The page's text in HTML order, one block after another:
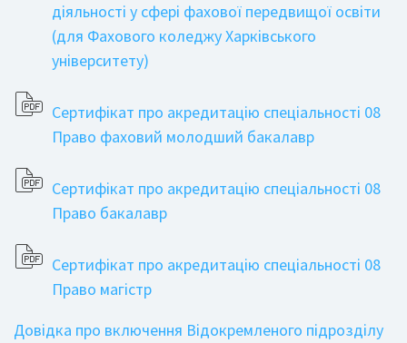
діяльності у сфері фахової передвищої освіти
(для Фахового коледжу Харківського
університету)
Сертифікат про акредитацію спеціальності 08
Право фаховий молодший бакалавр
Сертифікат про акредитацію спеціальності 08
Право бакалавр
Сертифікат про акредитацію спеціальності 08
Право магістр
Довідка про включення Відокремленого підрозділу